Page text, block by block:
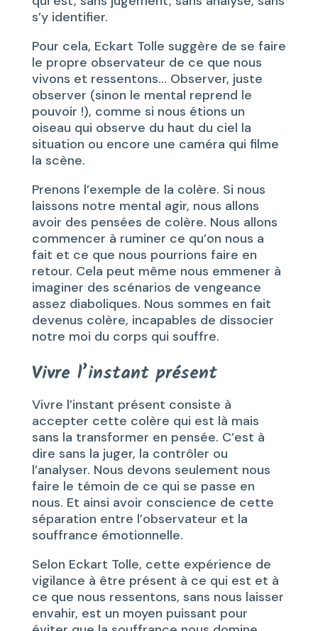
s’y identifier.
Pour cela, Eckart Tolle suggère de se faire
le propre observateur de ce que nous
vivons et ressentons… Observer, juste
observer (sinon le mental reprend le
pouvoir !), comme si nous étions un
oiseau qui observe du haut du ciel la
situation ou encore une caméra qui filme
la scène.
Prenons l’exemple de la colère. Si nous
laissons notre mental agir, nous allons
avoir des pensées de colère. Nous allons
commencer à ruminer ce qu’on nous a
fait et ce que nous pourrions faire en
retour. Cela peut même nous emmener à
imaginer des scénarios de vengeance
assez diaboliques. Nous sommes en fait
devenus colère, incapables de dissocier
notre moi du corps qui souffre.
Vivre l’instant présent
Vivre l’instant présent consiste à
accepter cette colère qui est là mais
sans la transformer en pensée. C’est à
dire sans la juger, la contrôler ou
l’analyser. Nous devons seulement nous
faire le témoin de ce qui se passe en
nous. Et ainsi avoir conscience de cette
séparation entre l’observateur et la
souffrance émotionnelle.
Selon Eckart Tolle, cette expérience de
vigilance à être présent à ce qui est et à
ce que nous ressentons, sans nous laisser
envahir, est un moyen puissant pour